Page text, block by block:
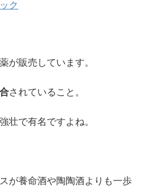
ク
が販売しています。
されていること。
壮で有名ですよね。
が養命酒や陶陶酒よりも一歩